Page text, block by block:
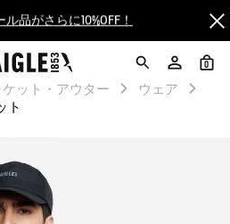
SALEがスタート！
録で送料＆返品無料
サービス終了のお知らせ
SALEがスタート！
0
ケット・アウター
ウェア
ト